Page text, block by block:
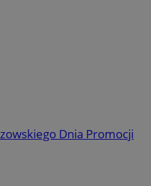
Dnia Promocji